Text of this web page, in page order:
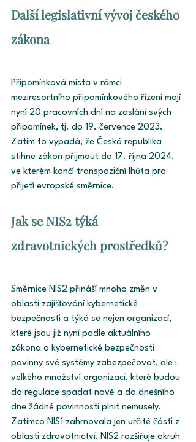
Další legislativní vývoj českého
zákona
Připomínková místa v rámci
meziresortního připomínkového řízení mají
nyní 20 pracovních dní na zaslání svých
připomínek, tj. do 19. července 2023.
Zatím to vypadá, že Česká republika
stihne zákon přijmout do 17. října 2024,
ve kterém končí transpoziční lhůta pro
přijetí evropské směrnice.
Jak se NIS2 týká
zdravotnických prostředků?
Směrnice NIS2 přináší mnoho změn v
oblasti zajišťování kybernetické
bezpečnosti a týká se nejen organizací,
které jsou již nyní podle aktuálního
zákona o kybernetické bezpečnosti
povinny své systémy zabezpečovat, ale i
velkého množství organizací, které budou
do regulace spadat nově a do dnešního
dne žádné povinnosti plnit nemusely.
Zatímco NIS1 zahrnovala jen určité části z
oblasti zdravotnictví, NIS2 rozšiřuje okruh